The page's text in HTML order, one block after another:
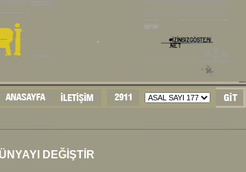
DEĞİŞTİR